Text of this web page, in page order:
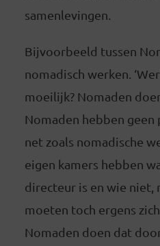
samenlevingen.
Bijvoorbeeld tussen
nomadisch werken.
moeilijk? Nomaden
Nomaden hebben geen
net zoals nomadische
eigen kamers hebben
directeur is en wie niet,
moeten toch ergens
Nomaden doen dat